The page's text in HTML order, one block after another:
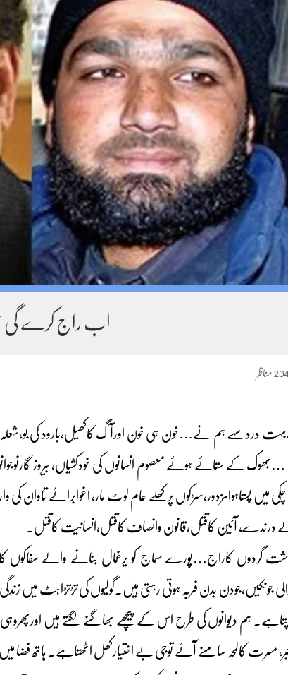
اب راج کرے گی
مناظر
دردسہے ہم نے…خون ہی خون اورآگ کاکھیل،بارود کی
…بھوک کے ستائے ہوئے معصوم انسانوں کی خودکشیاں، بیروز
میں پستاہوامزدور،سڑکوں پرکھلے عام لوٹ مار، اغوابرائے تاوان
آئین کاقتل،قانون وانصاف کاقتل،انسانیت کاقتل۔
گردوں کاراج…پورے سماج کو یرغمال بنانے والے
جونکیں،جودن بدن فربہ ہوتی رہتی ہیں۔گولیوں کی تڑتڑاہٹ میں
ہم دیوانوں کی طرح اس کے پیچھے بھاگنے لگتے ہیں
مسرت کالمحہ سامنے آئے توجی بے اختیارکھل اٹھتاہے۔ ہاتھ فضا